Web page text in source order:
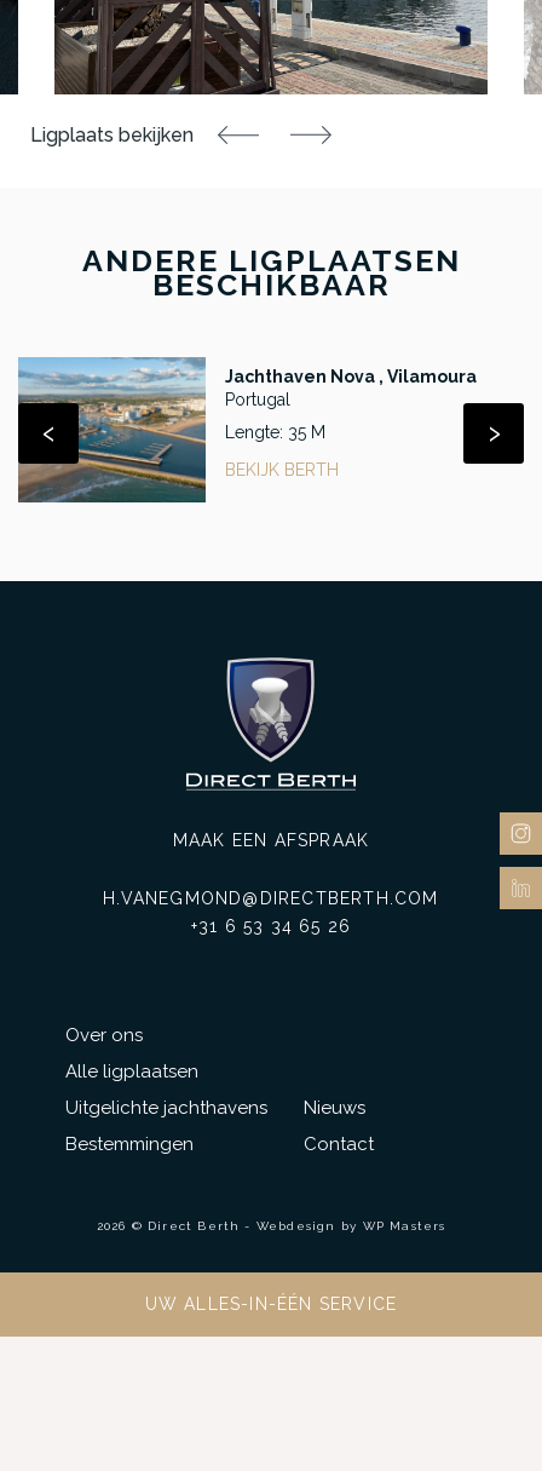
ANDERE LIGPLAATSEN
BESCHIKBAAR
Jachthaven Nova , Vilamoura
Portugal
Lengte: 35 M
BEKIJK BERTH
‹ ›
Over ons
Alle ligplaatsen
Uitgelichte jachthavens
Bestemmingen
MAAK EEN AFSPRAAK
H.VANEGMOND@DIRECTBERTH.COM
+31 6 53 34 65 26
Nieuws
Contact
2026 © Direct Berth - Webdesign by WP Masters
UW ALLES-IN-ÉÉN SERVICE